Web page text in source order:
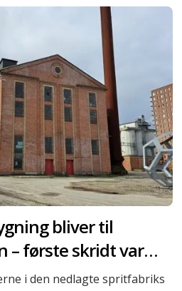
bliver til
– første skridt var
i den nedlagte spritfabriks